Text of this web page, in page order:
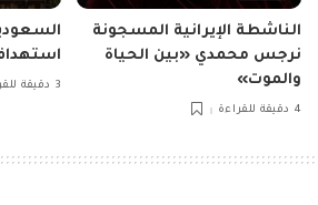
الناشطة الإيرانية المسجونة
نرجس محمدي «بين الحياة
والموت»
4 دقيقة للقراءة
3 دقيقة للقراءة